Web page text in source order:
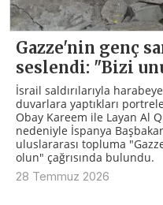
Gazze'nin genç
seslendi: "Bizi
İsrail saldırılarıyla
duvarlara yaptıkları
Obay Kareem ile Layan Al
nedeniyle İspanya
uluslararası topluma
olun" çağrısında bulundu.
28 Temmuz 2026